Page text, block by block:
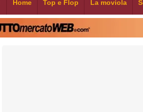
Home Top e Flop La moviola